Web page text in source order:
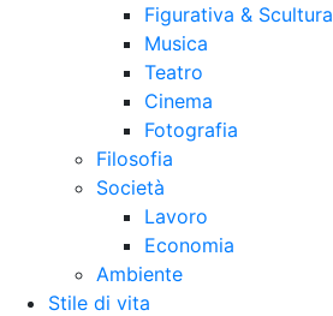
Figurativa & Scultura
Musica
Teatro
Cinema
Fotografia
Filosofia
Società
Lavoro
Economia
Ambiente
Stile di vita